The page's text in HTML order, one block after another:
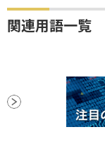
関連用語一覧